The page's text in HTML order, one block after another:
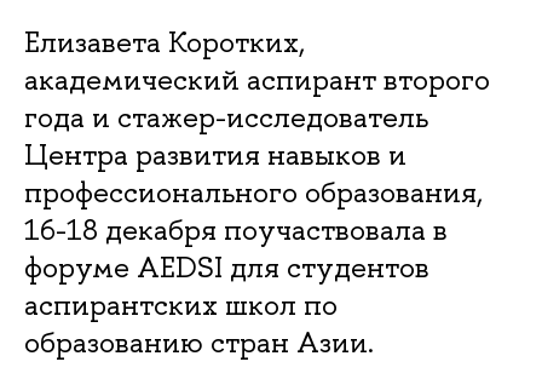
Елизавета Коротких,
академический аспирант второго
года и стажер-исследователь
Центра развития навыков и
профессионального образования,
16-18 декабря поучаствовала в
форуме AEDSI для студентов
аспирантских школ по
образованию стран Азии.